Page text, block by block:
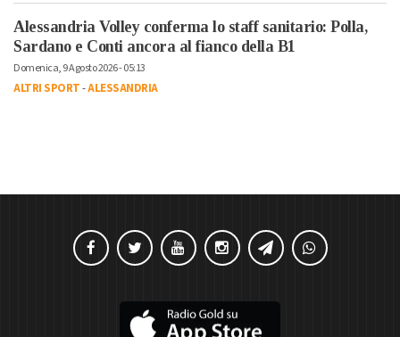
Alessandria Volley conferma lo staff sanitario: Polla,
Sardano e Conti ancora al fianco della B1
Domenica, 9 Agosto 2026 - 05:13
ALTRI SPORT-ALESSANDRIA